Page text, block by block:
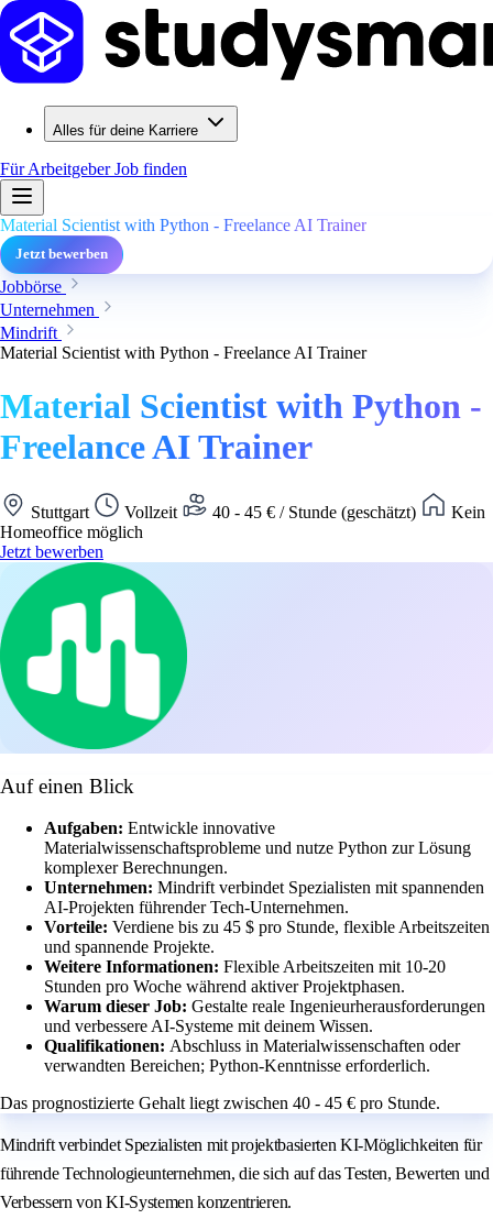
Alles für deine Karriere
Für ArbeitgeberJob finden
Material Scientist with Python - Freelance AI Trainer
Jetzt bewerben
Jobbörse
Unternehmen
Mindrift
Material Scientist with Python - Freelance AI Trainer
Material Scientist with Python -
Freelance AI Trainer
Stuttgart Vollzeit 40 - 45 € / Stunde (geschätzt)
Kein
Homeoffice möglich
Jetzt bewerben
Auf einen Blick
Aufgaben: Entwickle innovative
Materialwissenschaftsprobleme und nutze Python zur Lösung
komplexer Berechnungen.
Unternehmen: Mindrift verbindet Spezialisten mit spannenden
AI-Projekten führender Tech-Unternehmen.
Vorteile: Verdiene bis zu 45 $ pro Stunde, flexible Arbeitszeiten
und spannende Projekte.
Weitere Informationen: Flexible Arbeitszeiten mit 10-20
Stunden pro Woche während aktiver Projektphasen.
Warum dieser Job: Gestalte reale Ingenieurherausforderungen
und verbessere AI-Systeme mit deinem Wissen.
Qualifikationen: Abschluss in Materialwissenschaften oder
verwandten Bereichen; Python-Kenntnisse erforderlich.
Das prognostizierte Gehalt liegt zwischen 40 - 45 € pro Stunde.
Mindrift verbindet Spezialisten mit projektbasierten KI-Möglichkeiten für
führende Technologieunternehmen, die sich auf das Testen, Bewerten und
Verbessern von KI-Systemen konzentrieren.